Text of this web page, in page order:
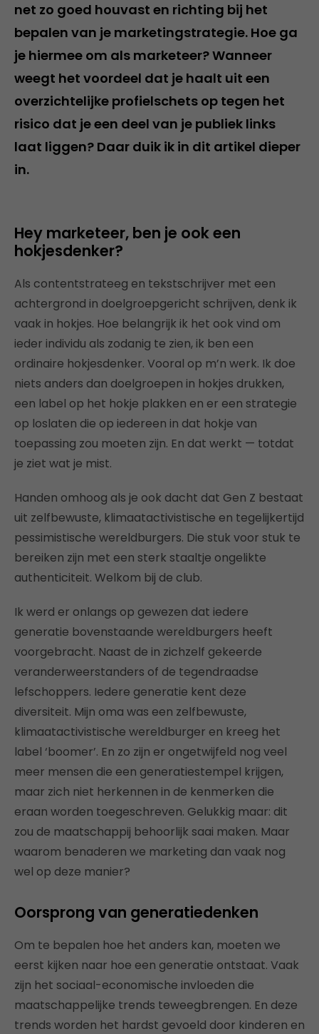
net zo goed houvast en richting bij het
bepalen van je marketingstrategie. Hoe ga
je hiermee om als marketeer? Wanneer
weegt het voordeel dat je haalt uit een
overzichtelijke profielschets op tegen het
risico dat je een deel van je publiek links
laat liggen? Daar duik ik in dit artikel dieper
in.
Hey marketeer, ben je ook een
hokjesdenker?
Als contentstrateeg en tekstschrijver met een
achtergrond in doelgroepgericht schrijven, denk ik
vaak in hokjes. Hoe belangrijk ik het ook vind om
ieder individu als zodanig te zien, ik ben een
ordinaire hokjesdenker. Vooral op m’n werk. Ik doe
niets anders dan doelgroepen in hokjes drukken,
een label op het hokje plakken en er een strategie
op loslaten die op iedereen in dat hokje van
toepassing zou moeten zijn. En dat werkt — totdat
je ziet wat je mist.
Handen omhoog als je ook dacht dat Gen Z bestaat
uit zelfbewuste, klimaatactivistische en tegelijkertijd
pessimistische wereldburgers. Die stuk voor stuk te
bereiken zijn met een sterk staaltje ongelikte
authenticiteit. Welkom bij de club.
Ik werd er onlangs op gewezen dat iedere
generatie bovenstaande wereldburgers heeft
voorgebracht. Naast de in zichzelf gekeerde
veranderweerstanders of de tegendraadse
lefschoppers. Iedere generatie kent deze
diversiteit. Mijn oma was een zelfbewuste,
klimaatactivistische wereldburger en kreeg het
label ‘boomer’. En zo zijn er ongetwijfeld nog veel
meer mensen die een generatiestempel krijgen,
maar zich niet herkennen in de kenmerken die
eraan worden toegeschreven. Gelukkig maar: dit
zou de maatschappij behoorlijk saai maken. Maar
waarom benaderen we marketing dan vaak nog
wel op deze manier?
Oorsprong van generatiedenken
Om te bepalen hoe het anders kan, moeten we
eerst kijken naar hoe een generatie ontstaat. Vaak
zijn het sociaal-economische invloeden die
maatschappelijke trends teweegbrengen. En deze
trends worden het hardst gevoeld door kinderen en